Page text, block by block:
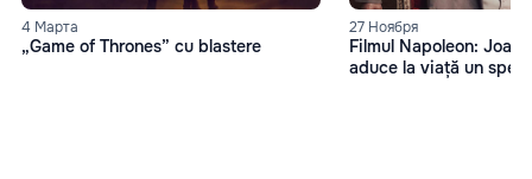
4 Марта
„Game of Thrones” cu blastere
27 Ноября
Filmul Napoleon:
aduce la viață un